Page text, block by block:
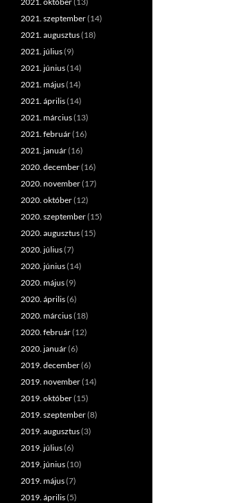
2021. szeptember(14)
2021. augusztus(18)
2021. július(9)
2021. június(14)
2021. május(14)
2021. április(14)
2021. március(13)
2021. február(16)
2021. január(16)
2020. december(16)
2020. november(17)
2020. október(12)
2020. szeptember(15)
2020. augusztus(15)
2020. július(7)
2020. június(14)
2020. május(9)
2020. április(6)
2020. március(18)
2020. február(12)
2020. január(6)
2019. december(6)
2019. november(14)
2019. október(15)
2019. szeptember(8)
2019. augusztus(3)
2019. július(6)
2019. június(10)
2019. május(7)
2019. április(5)